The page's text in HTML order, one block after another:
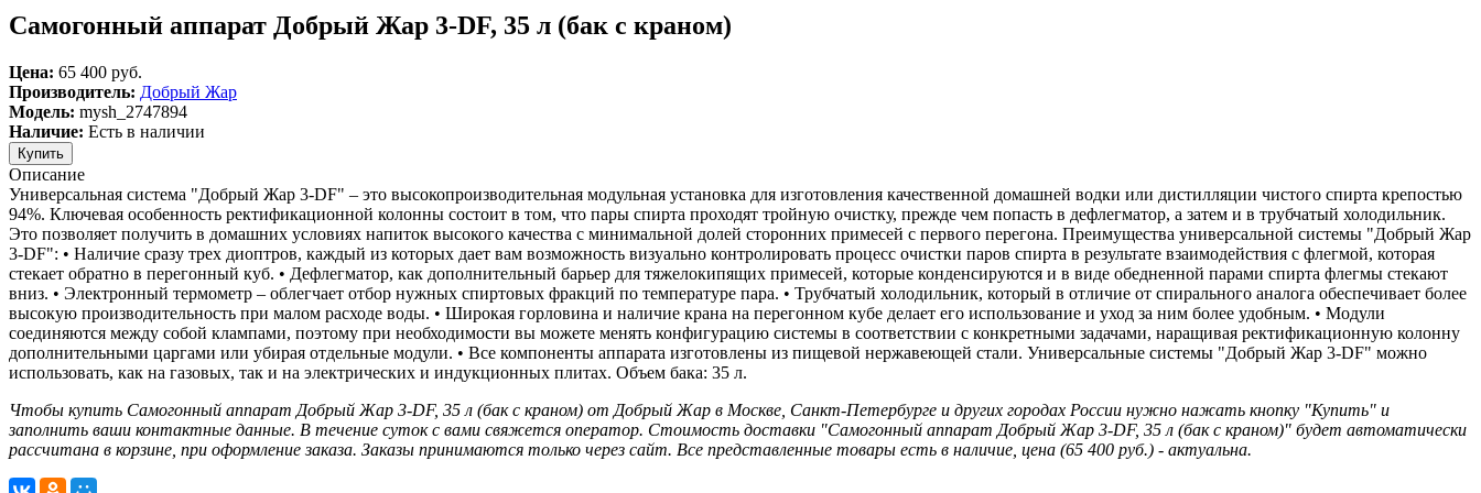
Самогонный аппарат Добрый Жар 3-DF, 35 л (бак с краном)
Цена: 65 400 руб.
Производитель: Добрый Жар
Модель: mysh_2747894
Наличие: Есть в наличии
Описание
Универсальная система "Добрый Жар 3-DF" – это высокопроизводительная модульная установка для изготовления качественной домашней водки или дистилляции чистого спирта крепостью
94%. Ключевая особенность ректификационной колонны состоит в том, что пары спирта проходят тройную очистку, прежде чем попасть в дефлегматор, а затем и в трубчатый холодильник.
Это позволяет получить в домашних условиях напиток высокого качества с минимальной долей сторонних примесей с первого перегона. Преимущества универсальной системы "Добрый Жар
3-DF": • Наличие сразу трех диоптров, каждый из которых дает вам возможность визуально контролировать процесс очистки паров спирта в результате взаимодействия с флегмой, которая
стекает обратно в перегонный куб. • Дефлегматор, как дополнительный барьер для тяжелокипящих примесей, которые конденсируются и в виде обедненной парами спирта флегмы стекают
вниз. • Электронный термометр – облегчает отбор нужных спиртовых фракций по температуре пара. • Трубчатый холодильник, который в отличие от спирального аналога обеспечивает более
высокую производительность при малом расходе воды. • Широкая горловина и наличие крана на перегонном кубе делает его использование и уход за ним более удобным. • Модули
соединяются между собой клампами, поэтому при необходимости вы можете менять конфигурацию системы в соответствии с конкретными задачами, наращивая ректификационную колонну
дополнительными царгами или убирая отдельные модули. • Все компоненты аппарата изготовлены из пищевой нержавеющей стали. Универсальные системы "Добрый Жар 3-DF" можно
использовать, как на газовых, так и на электрических и индукционных плитах. Объем бака: 35 л.
Чтобы купить Самогонный аппарат Добрый Жар 3-DF, 35 л (бак с краном) от Добрый Жар в Москве, Санкт-Петербурге и других городах России нужно нажать кнопку "Купить" и
заполнить ваши контактные данные. В течение суток с вами свяжется оператор. Стоимость доставки "Самогонный аппарат Добрый Жар 3-DF, 35 л (бак с краном)" будет автоматически
рассчитана в корзине, при оформление заказа. Заказы принимаются только через сайт. Все представленные товары есть в наличие, цена (65 400 руб.) - актуальна.